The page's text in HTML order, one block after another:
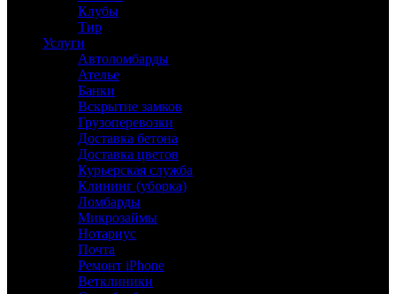
Клубы
Тир
Услуги
Автоломбарды
Ателье
Банки
Вскрытие замков
Грузоперевозки
Доставка бетона
Доставка цветов
Курьерская служба
Клининг (уборка)
Ломбарды
Микрозаймы
Нотариус
Почта
Ремонт iPhone
Ветклиники